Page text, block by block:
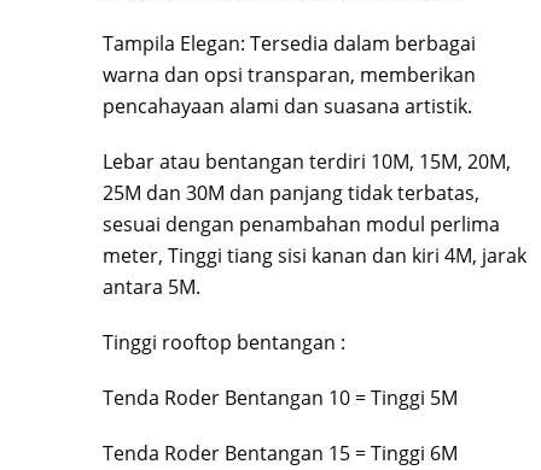
Tampila Elegan: Tersedia dalam berbagai
warna dan opsi transparan, memberikan
pencahayaan alami dan suasana artistik.
Lebar atau bentangan terdiri 10M, 15M, 20M,
25M dan 30M dan panjang tidak terbatas,
sesuai dengan penambahan modul perlima
meter, Tinggi tiang sisi kanan dan kiri 4M, jarak
antara 5M.
Tinggi rooftop bentangan :
Tenda Roder Bentangan 10 = Tinggi 5M
Tenda Roder Bentangan 15 = Tinggi 6M